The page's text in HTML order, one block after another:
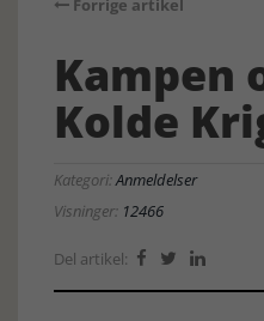
Forrige artikel
Kampen
Kolde
Kategori:Anmeldelser
Visninger: 12466
Del artikel:   